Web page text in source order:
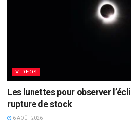
VIDEOS
Les lunettes pour observer
rupture de stock
6 AOÛT 2026